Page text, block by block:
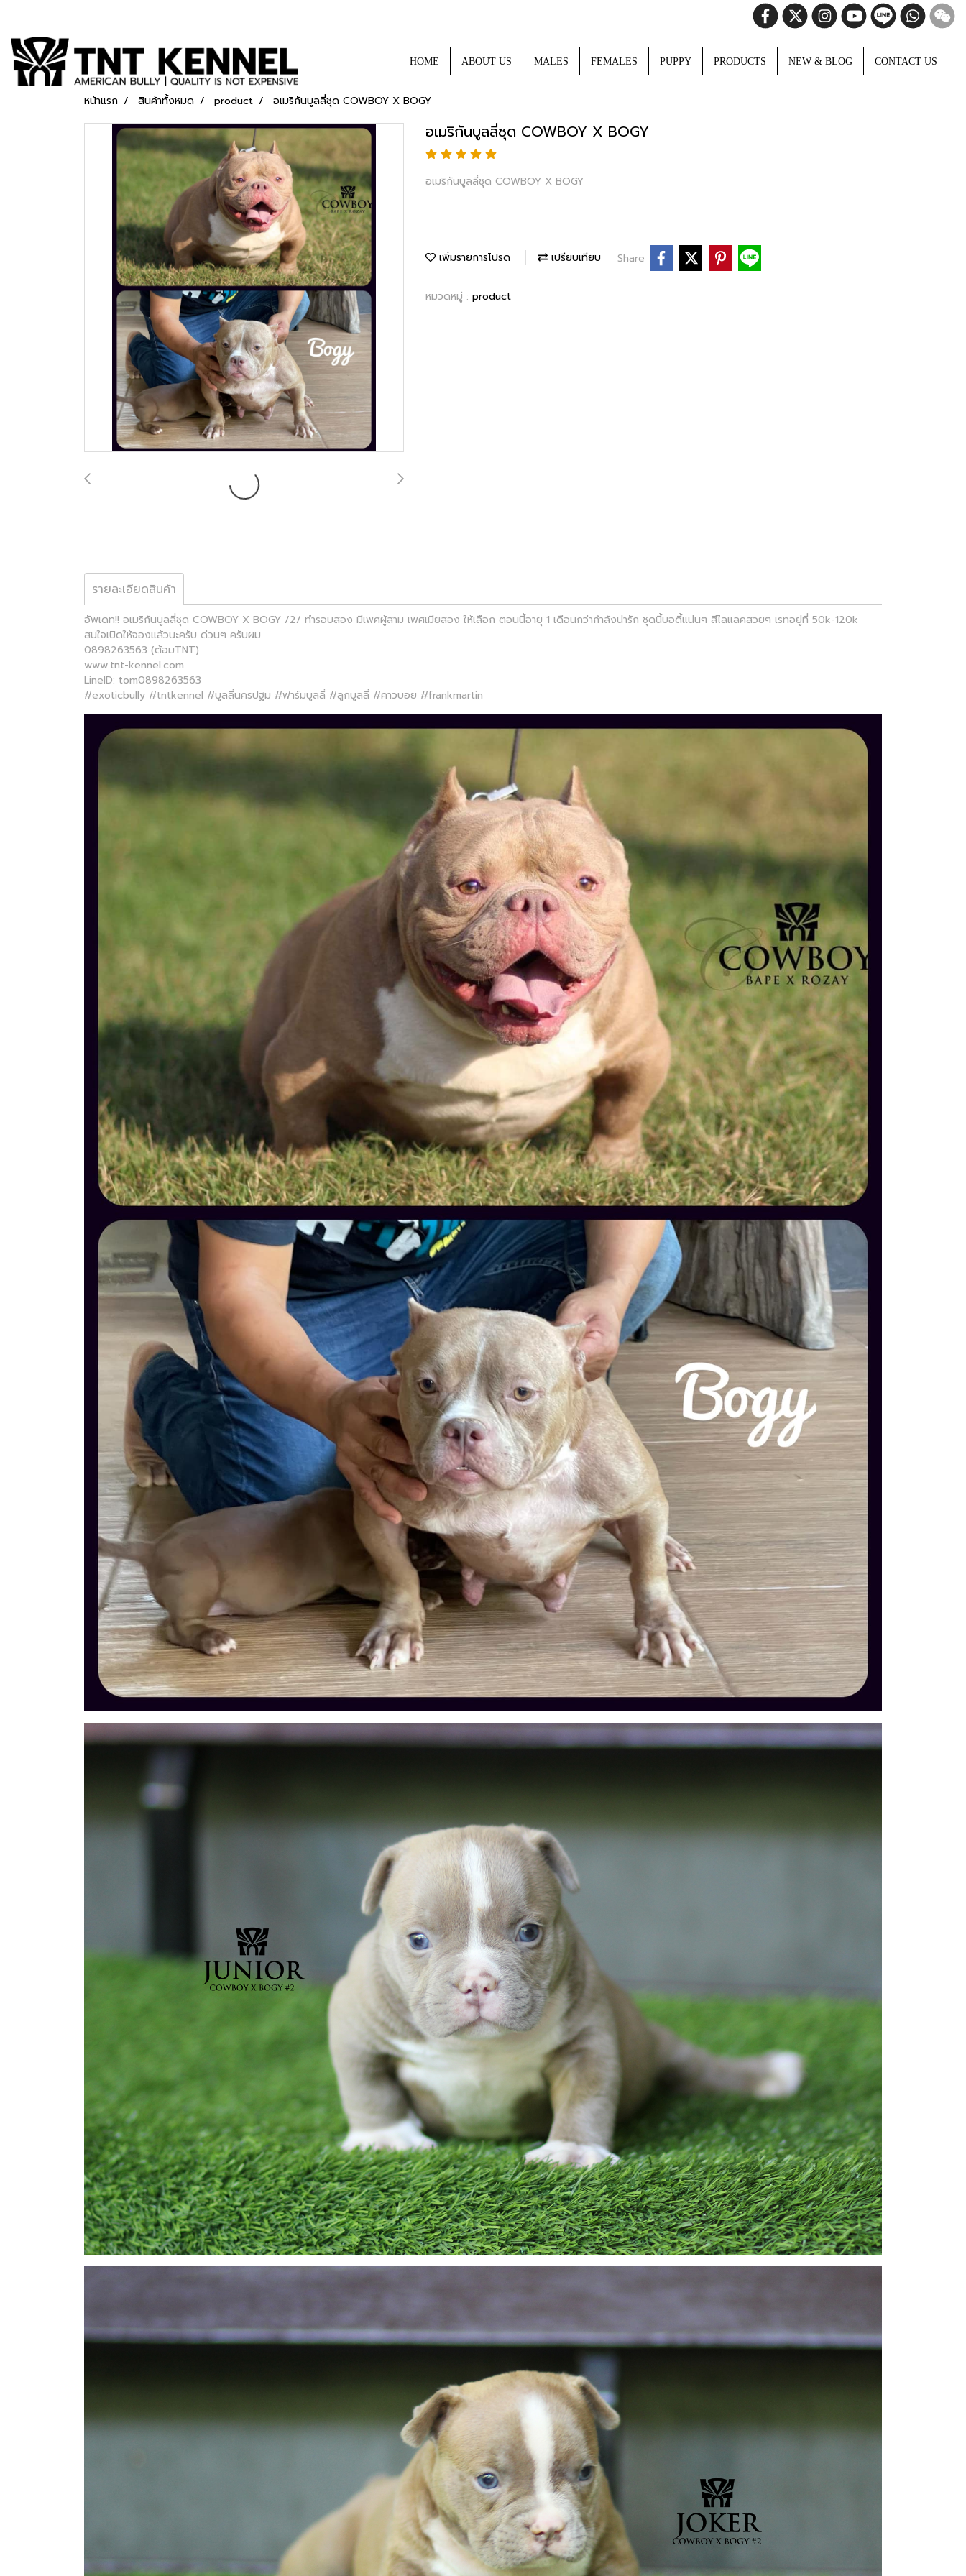
HOME ABOUT US MALES FEMALES PUPPY PRODUCTS NEW & BLOG CONTACT US
หน้าแรก สินค้าทั้งหมด product อเมริกันบูลลี่ชุด COWBOY X BOGY
อเมริกันบูลลี่ชุด COWBOY X BOGY
อเมริกันบูลลี่ชุด COWBOY X BOGY
เพิ่มรายการโปรด เปรียบเทียบ Share
หมวดหมู่ : product
รายละเอียดสินค้า
อัพเดท!! อเมริกันบูลลี่ชุด COWBOY X BOGY /2/ ทำรอบสอง มีเพศผู้สาม เพศเมียสอง ให้เลือก ตอนนี้อายุ 1 เดือนกว่ากำลังน่ารัก ชุดนี้บอดี้แน่นๆ สีไลแลคสวยๆ เรทอยู่ที่ 50k-120k
สนใจเปิดให้จองแล้วนะครับ ด่วนๆ ครับผม
0898263563 (ต้อมTNT)
www.tnt-kennel.com
LineID: tom0898263563
#exoticbully #tntkennel #บูลลี่นครปฐม #ฟาร์มบูลลี่ #ลูกบูลลี่ #คาวบอย #frankmartin